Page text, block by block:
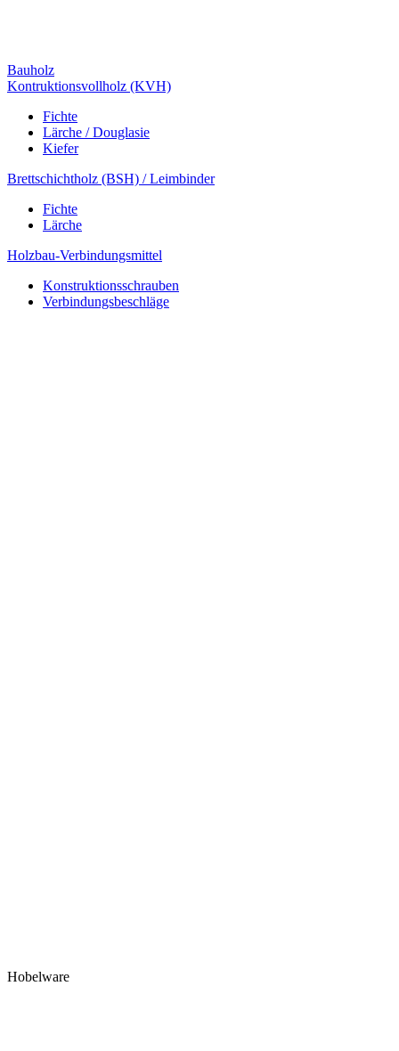
Bauholz
Kontruktionsvollholz (KVH)
Fichte
Lärche / Douglasie
Kiefer
Brettschichtholz (BSH) / Leimbinder
Fichte
Lärche
Holzbau-Verbindungsmittel
Konstruktionsschrauben
Verbindungsbeschläge
Hobelware